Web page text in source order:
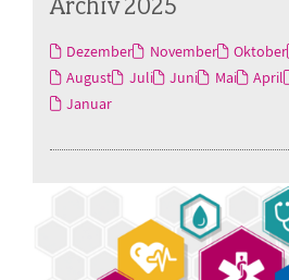
Dezember November Oktober
August
Juli Juni Mai April
Januar